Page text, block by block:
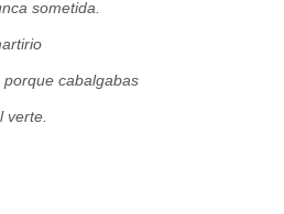
sometida.
cabalgabas
verte.